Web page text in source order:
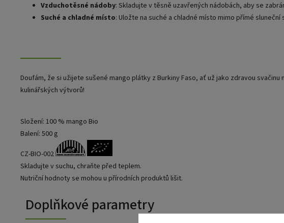
Vzduchotěsné nádoby: Skladujte v těsně uzavřených nádobách, aby se
Suché a chladné místo: Uložte na suché a chladné místo mimo přímé sluneční
Doufám, že si užijete sušené mango plátky z Burkiny Faso, ať už jako zdravou svačinu
kulinářských výtvorů!
Složení: 100 % mango Bio
Balení: 500 g
CZ-BIO-002
Skladujte v suchu, chraňte před teplem.
Nutriční hodnoty se mohou u přírodních produktů lišit.
Doplňkové parametry